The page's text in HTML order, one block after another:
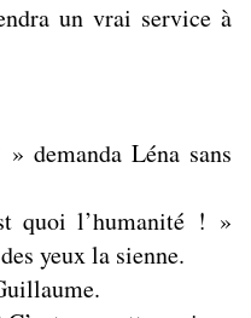
un vrai service à
demanda Léna sans
quoi l’humanité ! »
yeux la sienne.